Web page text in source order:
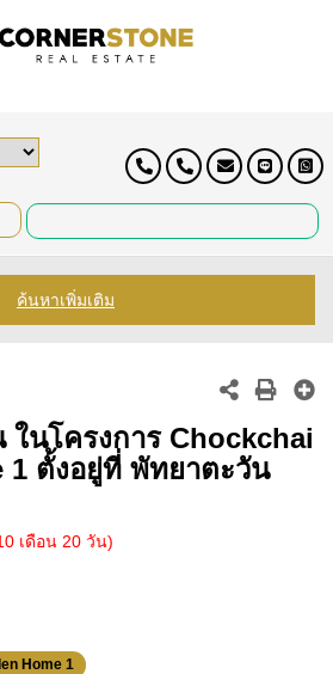
ค้นหาเพิ่มเติม
ในโครงการ Chockchai
1 ตั้งอยู่ที่ พัทยาตะวัน
เดือน 20 วัน)
Home 1